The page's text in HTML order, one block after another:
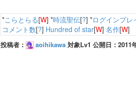
*こらとらる[W] *時流聖伝[?] *ログインプレ
コメント数[?] Hundred of star[W] 名作[W]
投稿者： aoihikawa 対象Lv1 公開日：2011